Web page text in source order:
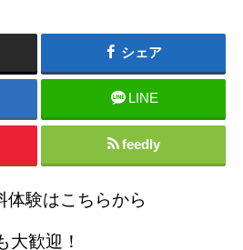
シェア
LINE
feedly
体験はこちらから
大歓迎！